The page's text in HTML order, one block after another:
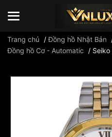
Trang chủ /Đồng hồ Nhật Bản
Đồng hồ Cơ - Automatic
/